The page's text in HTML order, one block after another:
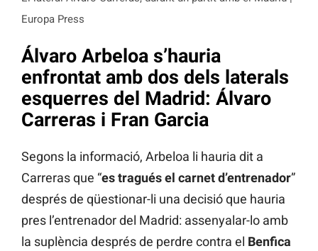
Europa Press
Álvaro Arbeloa s’hauria
enfrontat amb dos dels laterals
esquerres del Madrid: Álvaro
Carreras i Fran Garcia
Segons la informació, Arbeloa li hauria dit a
Carreras que “es tragués el carnet d’entrenador”
després de qüestionar-li una decisió que hauria
pres l’entrenador del Madrid: assenyalar-lo amb
la suplència després de perdre contra el Benfica